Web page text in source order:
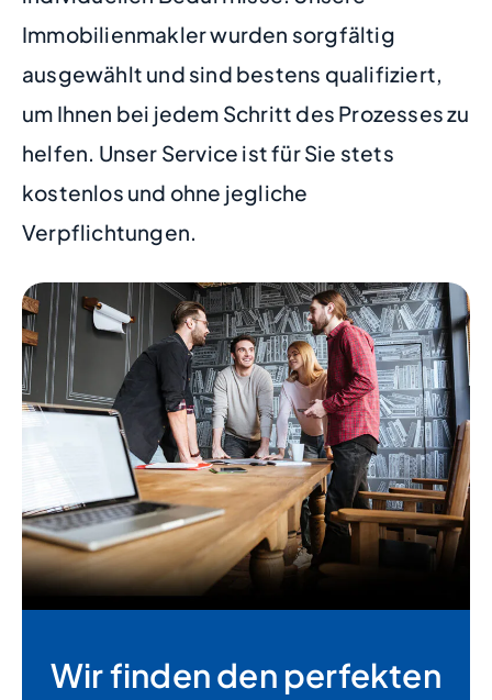
Immobilienmakler wurden sorgfältig
ausgewählt und sind bestens qualifiziert,
um Ihnen bei jedem Schritt des Prozesses zu
helfen. Unser Service ist für Sie stets
kostenlos und ohne jegliche
Verpflichtungen.
Wir finden den perfekten